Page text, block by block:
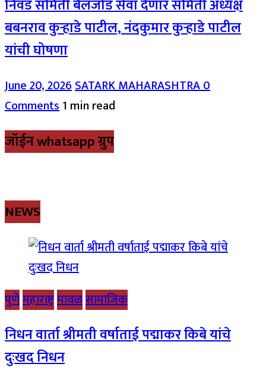
निवड समिती बैलजोड सेवा देणार समिती अध्यक्ष
बबनराव कुऱ्हाडे पाटील, नंदकुमार कुऱ्हाडे पाटील
यांची घोषणा
June 20, 2026SATARK MAHARASHTRA0
Comments1 min read
जॉईन whatsapp ग्रुप
NEWS
पुणेमहाराष्ट्रमावळसामाजिक
निधन वार्ता श्रीमती वर्षाताई पद्माकर किबे यांचे
दुःखद निधन